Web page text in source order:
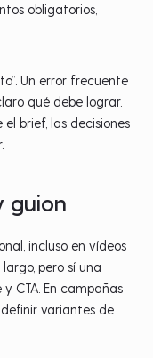
obligatorios,
Un error frecuente
qué debe lograr.
brief, las decisiones
guion
incluso en vídeos
pero sí una
CTA. En campañas
variantes de